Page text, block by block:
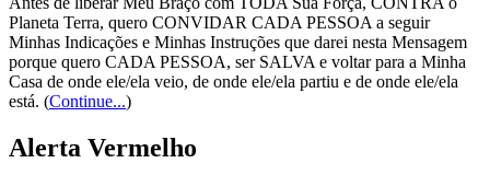
Planeta Terra, quero CONVIDAR CADA PESSOA a seguir
Minhas Indicações e Minhas Instruções que darei nesta Mensagem
porque quero CADA PESSOA, ser SALVA e voltar para a Minha
Casa de onde ele/ela veio, de onde ele/ela partiu e de onde ele/ela
está. (Continue...)
Alerta Vermelho